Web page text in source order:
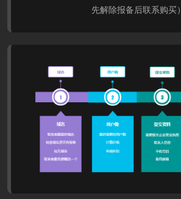
先解除报备后联系购买）